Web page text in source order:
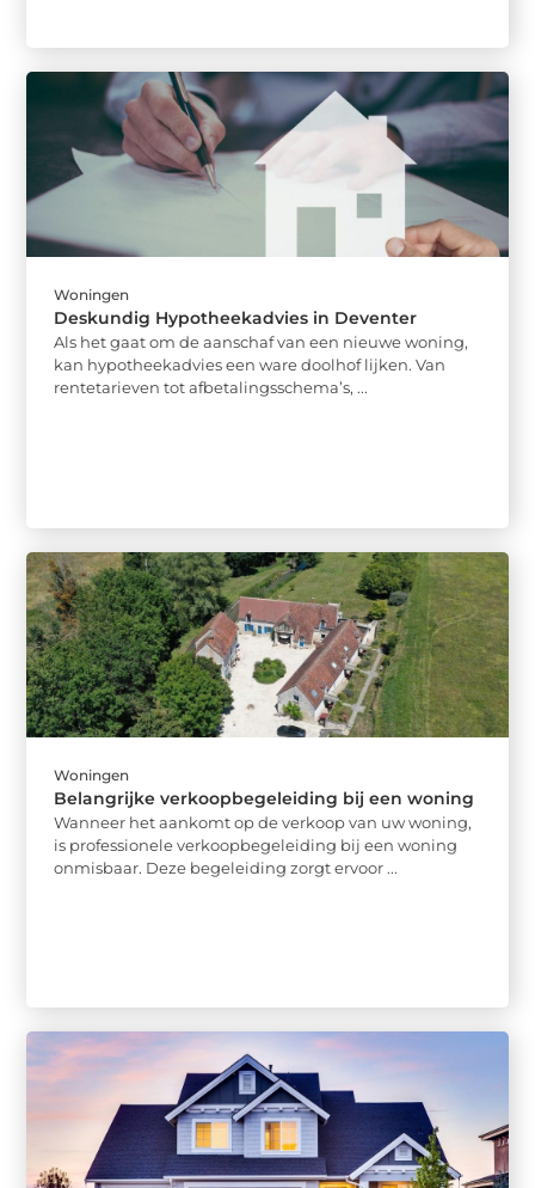
Woningen
Deskundig Hypotheekadvies in Deventer
Als het gaat om de aanschaf van een nieuwe woning,
kan hypotheekadvies een ware doolhof lijken. Van
rentetarieven tot afbetalingsschema’s, ...
Woningen
Belangrijke verkoopbegeleiding bij een woning
Wanneer het aankomt op de verkoop van uw woning,
is professionele verkoopbegeleiding bij een woning
onmisbaar. Deze begeleiding zorgt ervoor ...